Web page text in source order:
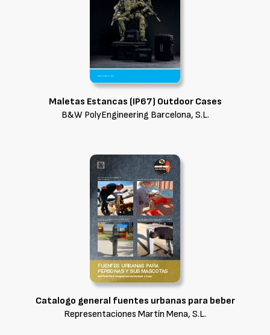
Maletas Estancas (IP67) Outdoor Cases
B&W PolyEngineering Barcelona, S.L.
Catalogo general fuentes urbanas para beber
Representaciones Martín Mena, S.L.